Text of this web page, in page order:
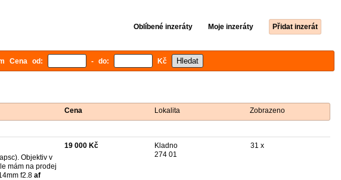
Oblíbené inzeráty Moje inzeráty Přidat inzerát
Cena od: - do: Kč
Cena Lokalita Zobrazeno
Objektiv v
mám na prodej
f2.8 af
19 000 Kč
Kladno
274 01
31 x